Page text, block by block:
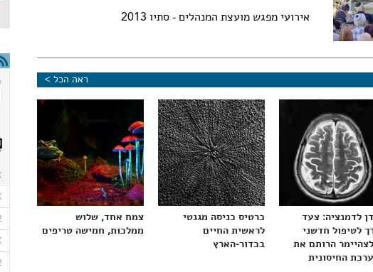
אירועי מפגש מועצת המנהלים - סתיו 2013
ראה הכל >
לדמנציה: צעד
לטיפול חדשני
הרותם את
החיסונית
כרטיס כניסה מגנטי
לראשית החיים
בכדור-הארץ
צמח אחד, שלוש
ממלכות, חמישה טריפים